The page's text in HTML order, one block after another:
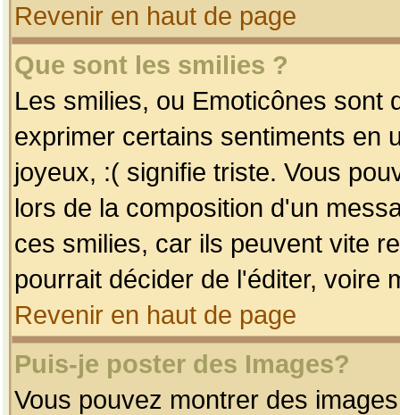
Revenir en haut de page
Que sont les smilies ?
Les smilies, ou Emoticônes sont
exprimer certains sentiments en
joyeux, :( signifie triste. Vous
lors de la composition d'un
ces smilies, car ils peuvent vite
pourrait décider de l'éditer, voire
Revenir en haut de page
Puis-je poster des Images?
Vous pouvez montrer des